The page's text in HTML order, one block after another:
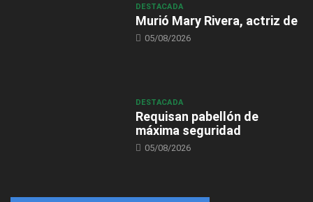
DESTACADA
Murió Mary Rivera, actriz de
05/08/2026
DESTACADA
Requisan pabellón de
máxima seguridad
05/08/2026